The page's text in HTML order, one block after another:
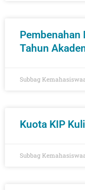
Pembenahan
Tahun
Subbag
Kuota KIP
Subbag